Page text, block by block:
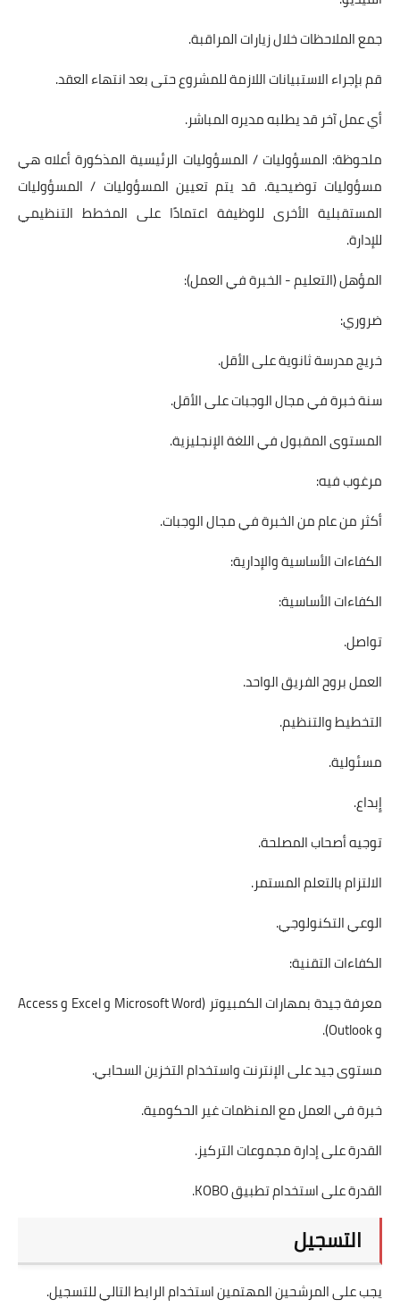
جمع الملاحظات خلال زيارات المراقبة.
قم بإجراء الاستبيانات اللازمة للمشروع حتى بعد انتهاء العقد.
أي عمل آخر قد يطلبه مديره المباشر.
ملحوظة: المسؤوليات / المسؤوليات الرئيسية المذكورة أعلاه هي
مسؤوليات توضيحية. قد يتم تعيين المسؤوليات / المسؤوليات
المستقبلية الأخرى للوظيفة اعتمادًا على المخطط التنظيمي
للإدارة.
المؤهل (التعليم - الخبرة في العمل):
ضروري:
خريج مدرسة ثانوية على الأقل.
سنة خبرة في مجال الوجبات على الأقل.
المستوى المقبول في اللغة الإنجليزية.
مرغوب فيه:
أكثر من عام من الخبرة في مجال الوجبات.
الكفاءات الأساسية والإدارية:
الكفاءات الأساسية:
تواصل.
العمل بروح الفريق الواحد.
التخطيط والتنظيم.
مسئولية.
إِبداع.
توجيه أصحاب المصلحة.
الالتزام بالتعلم المستمر.
الوعي التكنولوجي.
الكفاءات التقنية:
معرفة جيدة بمهارات الكمبيوتر (Microsoft Word و Excel و Access
و Outlook).
مستوى جيد على الإنترنت واستخدام التخزين السحابي.
خبرة في العمل مع المنظمات غير الحكومية.
القدرة على إدارة مجموعات التركيز.
القدرة على استخدام تطبيق KOBO.
التسجيل
يجب على المرشحين المهتمين استخدام الرابط التالي للتسجيل.